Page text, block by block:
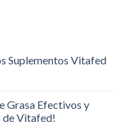
Suplementos Vitafed
Grasa Efectivos y
de Vitafed!